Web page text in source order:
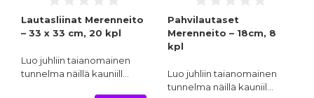
Lautasliinat Merenneito
– 33 x 33 cm, 20 kpl
Luo juhliin taianomainen
tunnelma näillä kauniill…
Pahvilautaset
Merenneito – 18cm, 8
kpl
Luo juhliin taianomainen
tunnelma näillä kauniil…